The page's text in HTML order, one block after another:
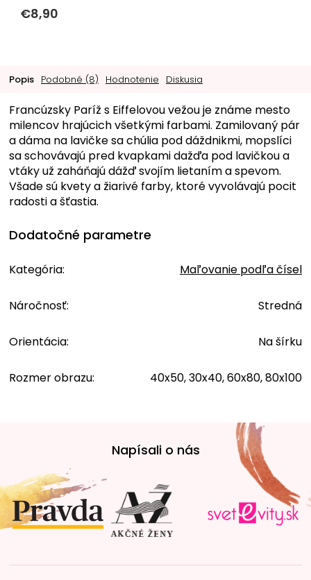
€8,90
Popis Podobné (8) Hodnotenie Diskusia
Francúzsky Paríž s Eiffelovou vežou je známe mesto
milencov hrajúcich všetkými farbami. Zamilovaný pár
a dáma na lavičke sa chúlia pod dáždnikmi, mopslíci
sa schovávajú pred kvapkami dažďa pod lavičkou a
vtáky už zaháňajú dážď svojím lietaním a spevom.
Všade sú kvety a žiarivé farby, ktoré vyvolávajú pocit
radosti a šťastia.
Dodatočné parametre
Kategória: Maľovanie podľa čísel
Náročnosť: Stredná
Orientácia: Na šírku
Rozmer obrazu: 40x50, 30x40, 60x80, 80x100
t
i
e
Napísali o nás